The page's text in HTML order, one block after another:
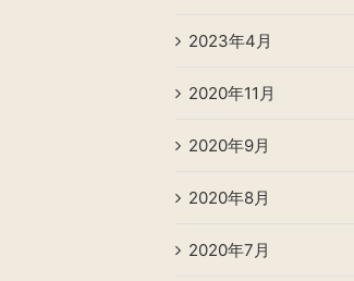
2023年4月
2020年11月
2020年9月
2020年8月
2020年7月